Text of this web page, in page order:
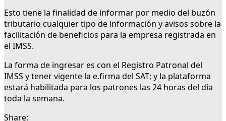
Esto tiene la finalidad de informar por medio del buzón
tributario cualquier tipo de información y avisos sobre la
facilitación de beneficios para la empresa registrada en
el IMSS.
La forma de ingresar es con el Registro Patronal del
IMSS y tener vigente la e.firma del SAT; y la plataforma
estará habilitada para los patrones las 24 horas del día
toda la semana.
Share: